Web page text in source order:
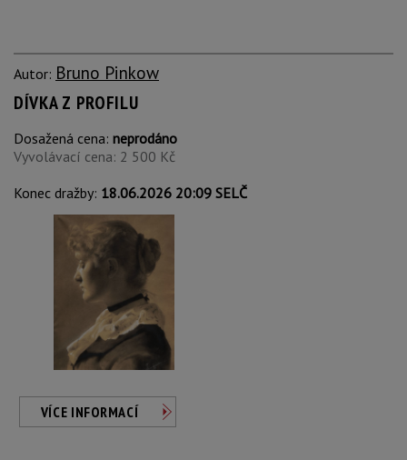
Autor: Bruno Pinkow
DÍVKA Z PROFILU
Dosažená cena: neprodáno
Vyvolávací cena: 2 500 Kč
Konec dražby: 18.06.2026 20:09 SELČ
VÍCE INFORMACÍ